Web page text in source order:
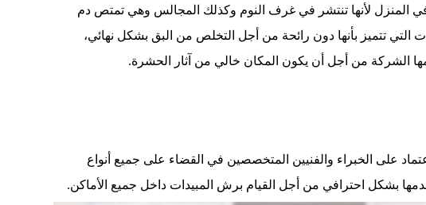
المنزل لأنها تنتشر في غرف النوم وكذلك المجالس وهي تمتص دم
التي تتميز بأنها دون رائحة من أجل التخلص من البق بشكل نهائي،
الشركة من أجل أن يكون المكان خالي من آثار الحشرة.
على الخبراء والفنيين المتخصصين في القضاء على جميع أنواع
بشكل احترافي من أجل القيام برش المبيدات داخل جميع الأماكن.